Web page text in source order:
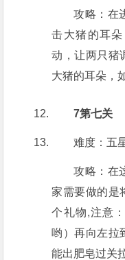
攻略：在
击大猪的耳
动，让两只猪
大猪的耳朵，
7第七关
难度：五
攻略：在
家需要做的是
个礼物,注意
哟）再向左拉
能出肥皂过关